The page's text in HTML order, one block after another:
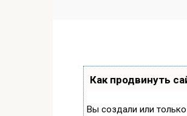
Как продвинуть
Вы создали или только